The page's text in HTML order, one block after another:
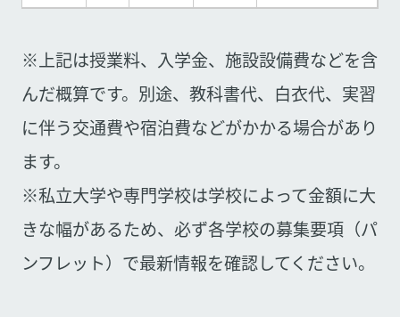
※上記は授業料、入学金、施設設備費などを含
んだ概算です。別途、教科書代、白衣代、実習
に伴う交通費や宿泊費などがかかる場合があり
ます。
※私立大学や専門学校は学校によって金額に大
きな幅があるため、必ず各学校の募集要項（パ
ンフレット）で最新情報を確認してください。